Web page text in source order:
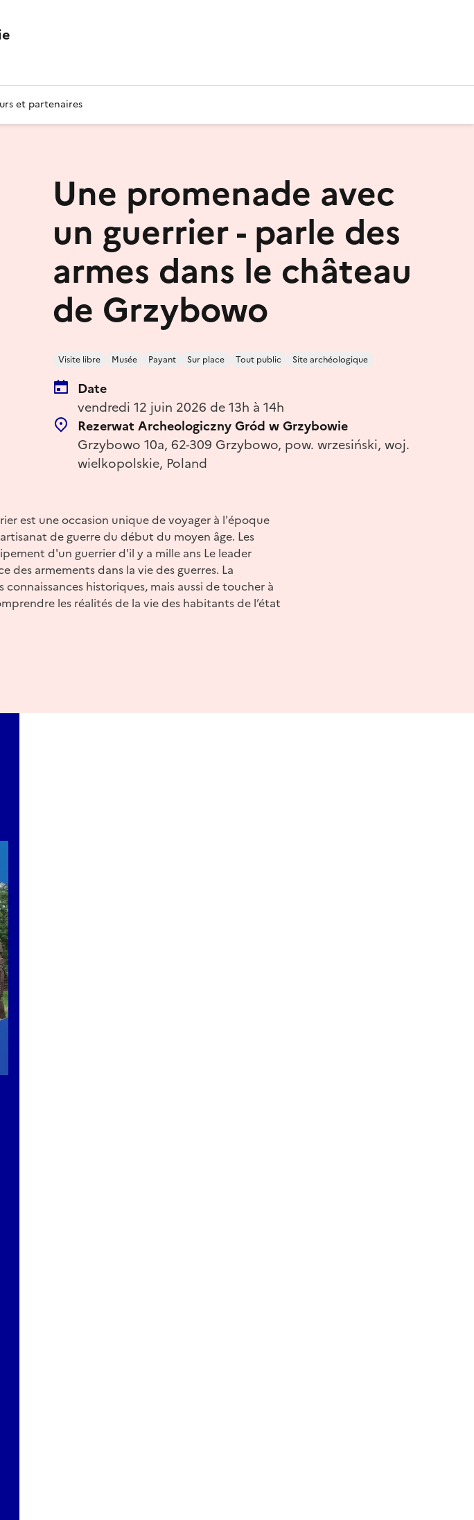
et partenaires
Une promenade avec
un guerrier - parle des
armes dans le château
de Grzybowo
Visite libre Musée Payant Sur place Tout public Site archéologique
Date
vendredi 12 juin 2026 de 13h à 14h
Rezerwat Archeologiczny Gród w Grzybowie
Grzybowo 10a, 62-309 Grzybowo, pow. wrzesiński, woj.
wielkopolskie, Poland
est une occasion unique de voyager à l'époque
de guerre du début du moyen âge. Les
d'un guerrier d'il y a mille ans Le leader
armements dans la vie des guerres. La
historiques, mais aussi de toucher à
les réalités de la vie des habitants de l’état